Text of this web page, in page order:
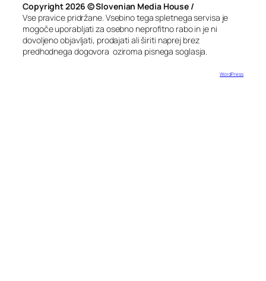
Copyright 2026 © Slovenian Media House /
Vse pravice pridržane. Vsebino tega spletnega servisa je
mogoče uporabljati za osebno neprofitno rabo in je ni
dovoljeno objavljati, prodajati ali širiti naprej brez
predhodnega dogovora oziroma pisnega soglasja.
WordPress